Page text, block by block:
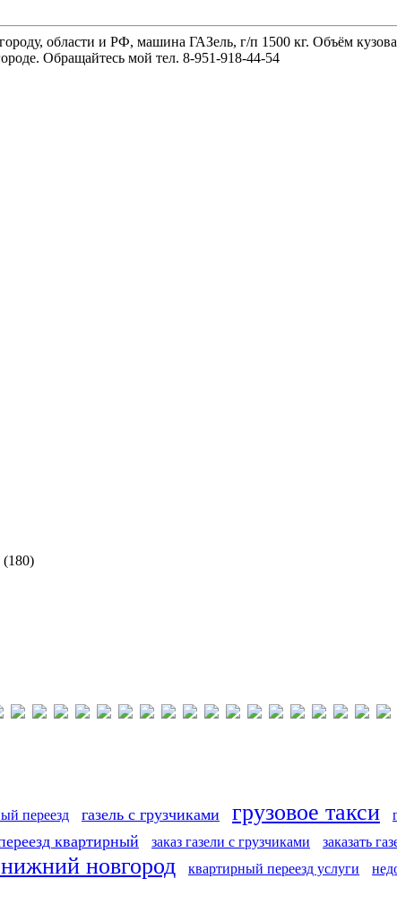
области и РФ, машина ГАЗель, г/п 1500 кг. Объём
Обращайтесь мой тел. 8-951-918-44-54
(180)
переезд газель с грузчиками грузовое такси
квартирный заказ газели с грузчиками заказать
новгород квартирный переезд услуги